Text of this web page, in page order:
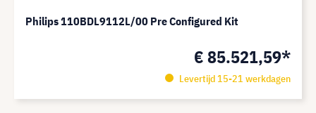
Philips 110BDL9112L/00 Pre Configured Kit
€ 85.521,59*
Levertijd 15-21 werkdagen